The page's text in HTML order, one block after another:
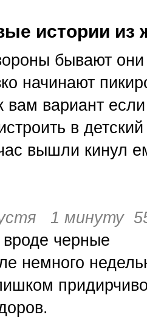
истории из
бывают
начинают
вам вариант
в
вышли кинул
1 минуту
черные
немного